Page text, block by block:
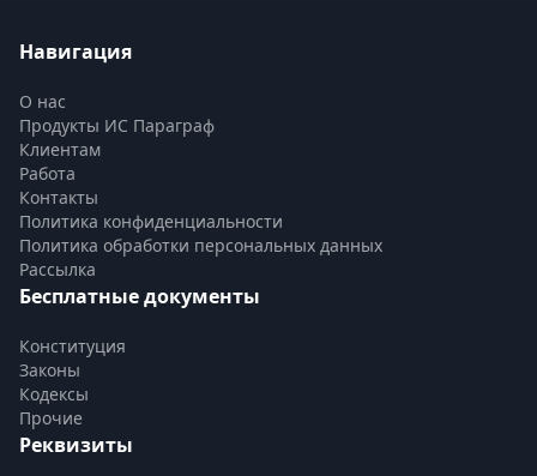
Навигация
О нас
Продукты ИС Параграф
Клиентам
Работа
Контакты
Политика конфиденциальности
Политика обработки персональных данных
Рассылка
Бесплатные документы
Конституция
Законы
Кодексы
Прочие
Реквизиты